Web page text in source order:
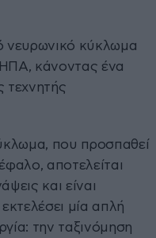
νευρωνικό κύκλωμα
κάνοντας ένα
τεχνητής
που προσπαθεί
αποτελείται
και είναι
μία απλή
την ταξινόμηση